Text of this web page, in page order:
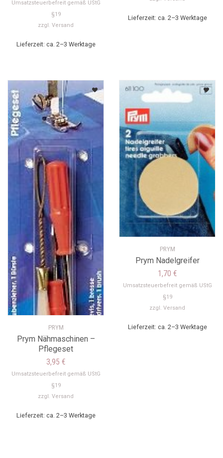
Umsatzsteuerbefreit gemäß UStG
§19
zzgl. Versand
Lieferzeit: ca. 2–3 Werktage
Lieferzeit: ca. 2–3 Werktage
PRYM
Prym Nähmaschinen –
Pflegeset
3,95 €
Umsatzsteuerbefreit gemäß UStG
§19
zzgl. Versand
Lieferzeit: ca. 2–3 Werktage
PRYM
Prym Nadelgreifer
1,70 €
Umsatzsteuerbefreit gemäß UStG
§19
zzgl. Versand
Lieferzeit: ca. 2–3 Werktage